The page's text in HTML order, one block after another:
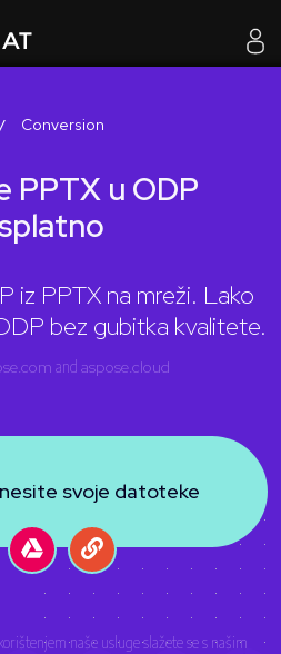
Conversion
PPTX u ODP
iz PPTX na mreži. Lako
bez gubitka kvalitete.
and aspose.cloud
svoje datoteke
naše usluge slažete se s našim